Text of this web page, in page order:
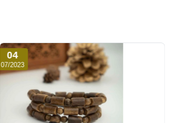
04
07/2023